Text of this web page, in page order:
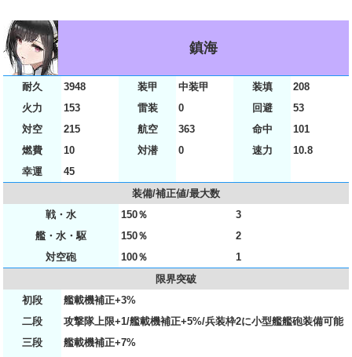
鎮海
耐久 3948 装甲 中装甲 装填
208
火力
153 雷装 0 回避
53
対空
215 航空 363 命中
101
燃費
10 対潜 0 速力
10.8
幸運
45
装備/補正値/最大数
戦・水
150％
3
艦・水・駆
150％
2
対空砲
100％
1
限界突破
初段
艦載機補正+3%
二段
攻撃隊上限+1/艦載機補正+5%/兵装枠2に小型艦艦砲装備可能
三段
艦載機補正+7%